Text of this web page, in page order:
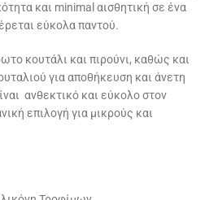
και minimal αισθητική σε ένα
εύκολα παντού.
κουτάλι και πιρούνι, καθώς και
για αποθήκευση και άνετη
ανθεκτικό και εύκολο στον
επιλογή για μικρούς και